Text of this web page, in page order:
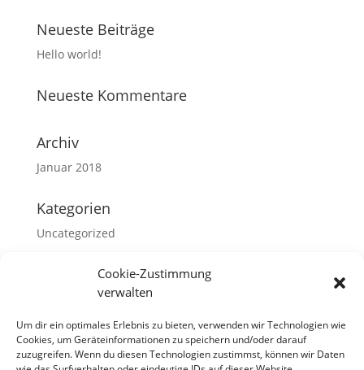
Cookie-Zustimmung
verwalten
Um dir ein optimales Erlebnis zu bieten, verwenden wir Technologien wie
Cookies, um Geräteinformationen zu speichern und/oder darauf
zuzugreifen. Wenn du diesen Technologien zustimmst, können wir Daten
Neueste Beiträge
Hello world!
Neueste Kommentare
Archiv
Januar 2018
Kategorien
Uncategorized
Eintrags-Feed
Kommentar-Feed